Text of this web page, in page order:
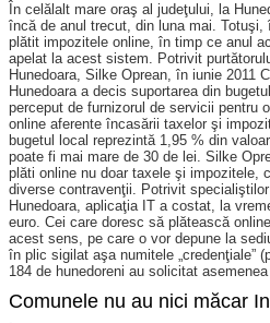
În celălalt mare oraş al judeţului, la
încă de anul trecut, din luna mai. Totuşi,
plătit impozitele online, în timp ce anul
apelat la acest sistem. Potrivit
Hunedoara, Silke Oprean, în iunie 2011
Hunedoara a decis suportarea din
perceput de furnizorul de servicii pentru
online aferente încasării taxelor şi
bugetul local reprezintă 1,95 % din
poate fi mai mare de 30 de lei. Silke
plăti online nu doar taxele şi impozitele,
diverse contravenţii. Potrivit
Hunedoara, aplicaţia IT a costat, la
euro. Cei care doresc să plătească
acest sens, pe care o vor depune la
în plic sigilat aşa numitele „credenţiale”
184 de hunedoreni au solicitat
Comunele nu au nici măcar